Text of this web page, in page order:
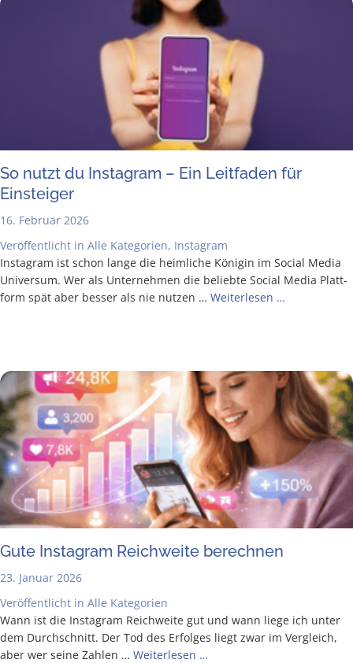
So nutzt du Insta­gram – Ein Leit­fa­den für
Einsteiger
16. Februar 2026
Veröffentlicht in Alle Kategorien, Instagram
Insta­gram ist schon lan­ge die heim­li­che Köni­gin im Social Media
Uni­ver­sum. Wer als Unter­neh­men die belieb­te Social Media Platt­
form spät aber bes­ser als nie nut­zen … Wei­ter­le­sen …
Gute Insta­gram Reich­wei­te berechnen
23. Januar 2026
Veröffentlicht in Alle Kategorien
Wann ist die Insta­gram Reich­wei­te gut und wann lie­ge ich unter
dem Durch­schnitt. Der Tod des Erfol­ges liegt zwar im Ver­gleich,
aber wer sei­ne Zah­len … Wei­ter­le­sen …